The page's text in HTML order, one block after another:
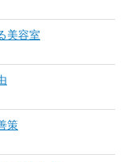
美容室
策